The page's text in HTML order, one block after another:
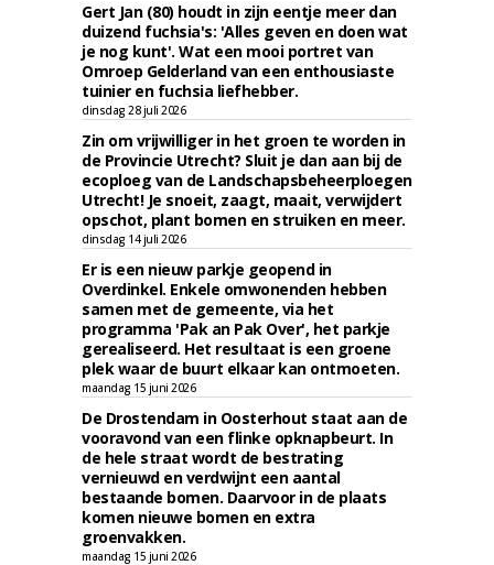
Gert Jan (80) houdt in zijn eentje meer dan
duizend fuchsia's: 'Alles geven en doen wat
je nog kunt'. Wat een mooi portret van
Omroep Gelderland van een enthousiaste
tuinier en fuchsia liefhebber.
dinsdag 28 juli 2026
Zin om vrijwilliger in het groen te worden in
de Provincie Utrecht? Sluit je dan aan bij de
ecoploeg van de Landschapsbeheerploegen
Utrecht! Je snoeit, zaagt, maait, verwijdert
opschot, plant bomen en struiken en meer.
dinsdag 14 juli 2026
Er is een nieuw parkje geopend in
Overdinkel. Enkele omwonenden hebben
samen met de gemeente, via het
programma 'Pak an Pak Over', het parkje
gerealiseerd. Het resultaat is een groene
plek waar de buurt elkaar kan ontmoeten.
maandag 15 juni 2026
De Drostendam in Oosterhout staat aan de
vooravond van een flinke opknapbeurt. In
de hele straat wordt de bestrating
vernieuwd en verdwijnt een aantal
bestaande bomen. Daarvoor in de plaats
komen nieuwe bomen en extra
groenvakken.
maandag 15 juni 2026